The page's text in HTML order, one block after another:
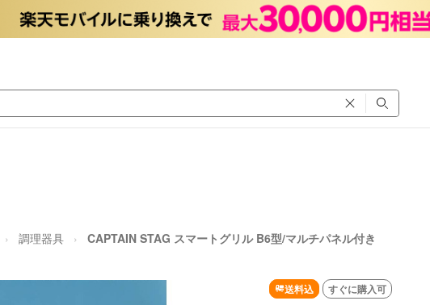
調理器具 CAPTAIN STAG スマートグリル B6型/マルチパネル付き
送料込 すぐに購入可